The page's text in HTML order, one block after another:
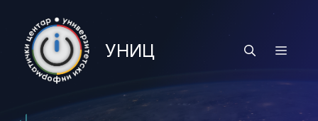
content
УНИЦ Menu